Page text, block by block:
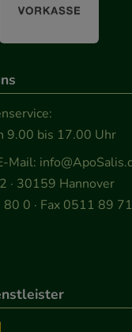
9.00 bis 17.00 Uhr
Mail:
· 30159 Hannover
0 · Fax 0511 89